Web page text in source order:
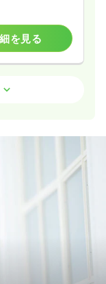
を見る